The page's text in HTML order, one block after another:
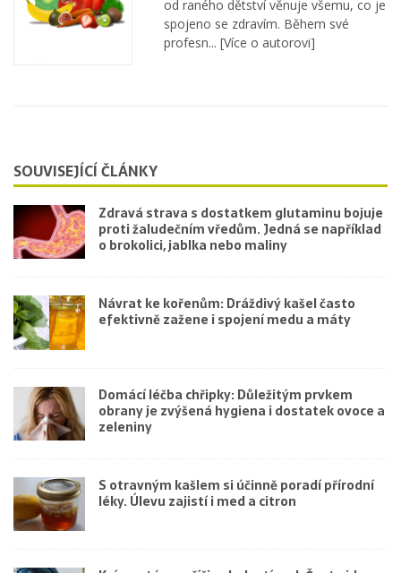
od raného dětství věnuje všemu, co je
spojeno se zdravím. Během své
profesn... [Více o autorovi]
SOUVISEJÍCÍ ČLÁNKY
Zdravá strava s dostatkem glutaminu bojuje
proti žaludečním vředům. Jedná se například
o brokolici, jablka nebo maliny
Návrat ke kořenům: Dráždivý kašel často
efektivně zažene i spojení medu a máty
Domácí léčba chřipky: Důležitým prvkem
obrany je zvýšená hygiena i dostatek ovoce a
zeleniny
S otravným kašlem si účinně poradí přírodní
léky. Úlevu zajistí i med a citron